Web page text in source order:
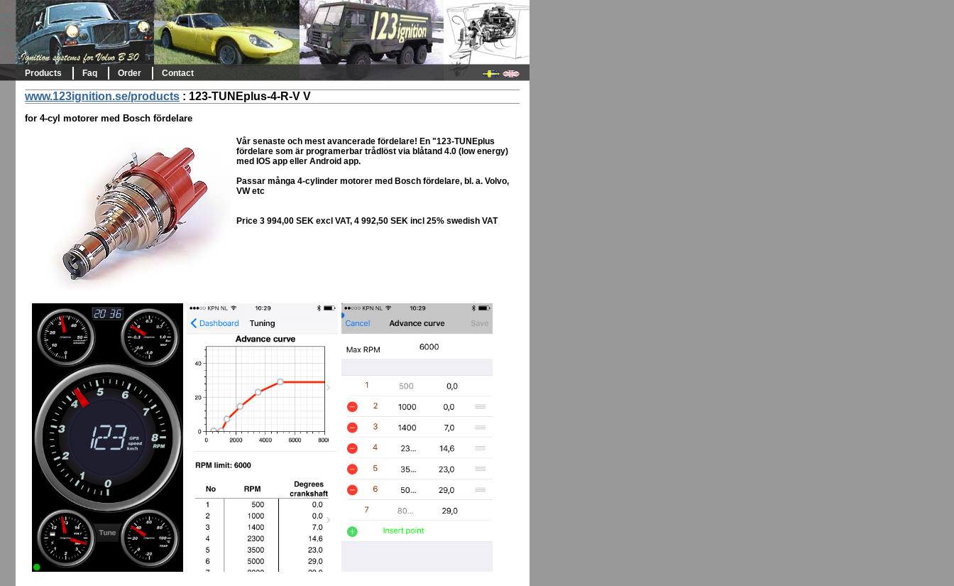
Products Faq Order Contact
www.123ignition.se/products : 123-TUNEplus-4-R-V V
for 4-cyl motorer med Bosch fördelare
Vår senaste och mest avancerade fördelare! En "123-TUNEplus
fördelare som är programerbar trådlöst via blåtand 4.0 (low energy)
med IOS app eller Android app.
Passar många 4-cylinder motorer med Bosch fördelare, bl. a. Volvo,
VW etc
Price 3 994,00 SEK excl VAT, 4 992,50 SEK incl 25% swedish VAT